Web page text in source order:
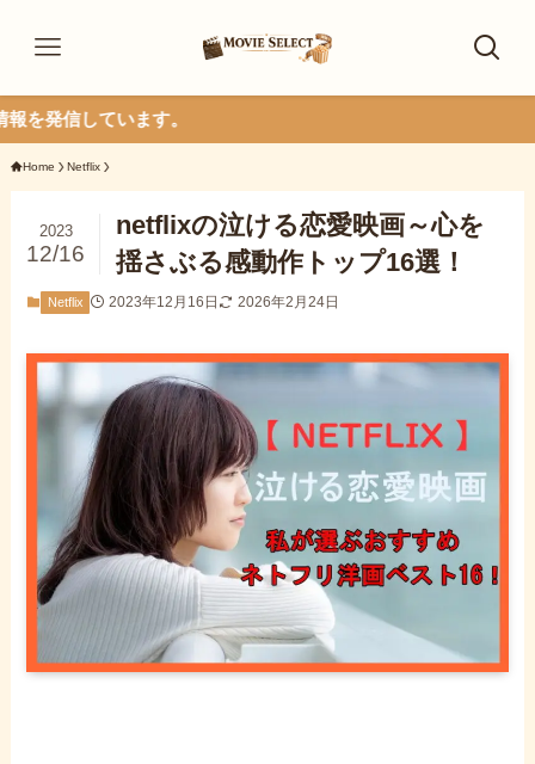
す。
Home Netflix
netflixの泣ける恋愛映画～心を
揺さぶる感動作トップ16選！
2023
12/16
Netflix 2023年12月16日 2026年2月24日